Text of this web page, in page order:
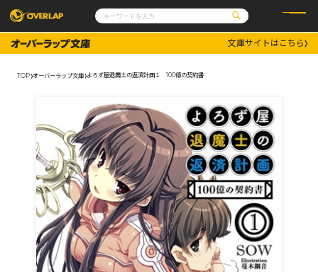
コミックガルド
コミッククリエ
文庫
ノベルス
コミックエッセイ
ポケットモンスター
ゲーム
OVERLAP STORE
オーバーラップ広報室
企業
会社概要
採用情報
アクセス
オーバーラップホールディングス
お問い合わせはこちら
オーバーラップ文庫
オーバーラップノベルス
文庫サイトはこちら
TOP オーバーラップ文庫 よろず屋退魔士の返済計画１ 100億の契約書